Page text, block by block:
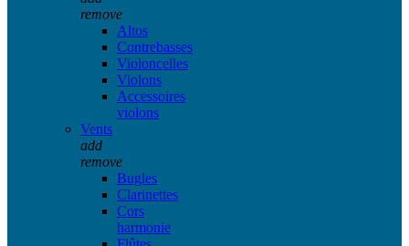
remove
Altos
Contrebasses
Violoncelles
Violons
Accessoires
violons
Vents
add
remove
Bugles
Clarinettes
Cors
harmonie